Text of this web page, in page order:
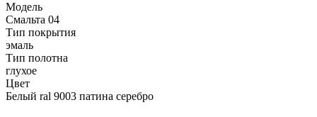
Модель
Смальта 04
Тип покрытия
эмаль
Тип полотна
глухое
Цвет
Белый ral 9003 патина серебро